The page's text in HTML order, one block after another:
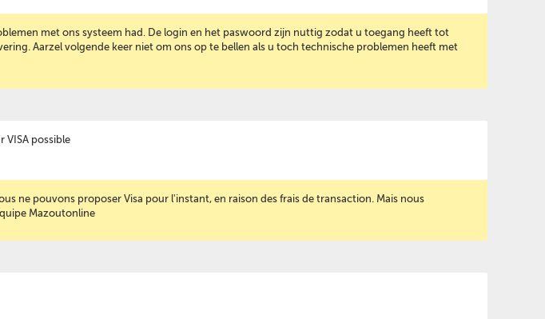
met ons systeem had. De login en het paswoord zijn nuttig zodat u toegang heeft tot
Aarzel volgende keer niet om ons op te bellen als u toch technische problemen heeft met
VISA possible
ne pouvons proposer Visa pour l'instant, en raison des frais de transaction. Mais nous
Mazoutonline